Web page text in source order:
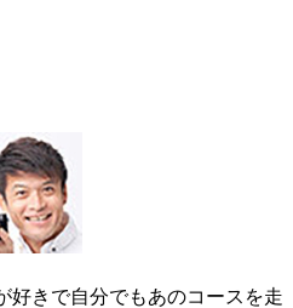
好きで自分でもあのコースを走